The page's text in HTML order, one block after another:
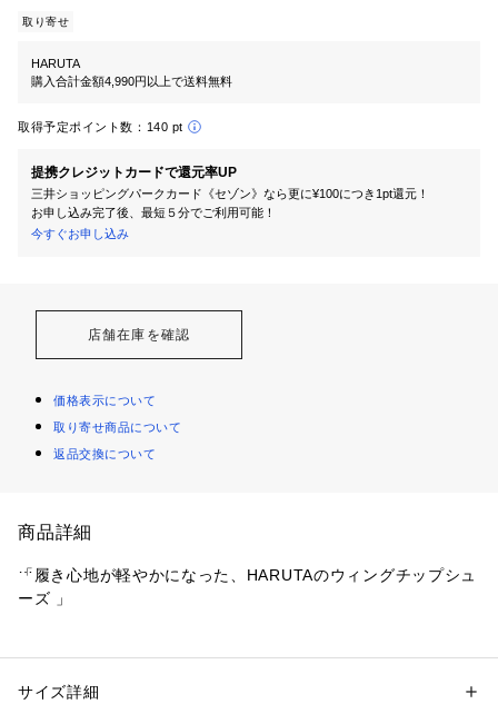
取り寄せ
HARUTA
購入合計金額4,990円以上で送料無料
取得予定ポイント数： 140 pt
提携クレジットカードで還元率UP
三井ショッピングパークカード《セゾン》なら更に¥100につき1pt還元！
お申し込み完了後、最短５分でご利用可能！
今すぐお申し込み
店舗在庫を確認
価格表示について
取り寄せ商品について
返品交換について
商品詳細
「履き心地が軽やかになった、HARUTAのウィングチップシュ
ーズ 」
性別：レディース
サイズ詳細